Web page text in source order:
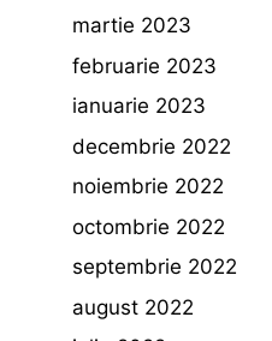
martie 2023
februarie 2023
ianuarie 2023
decembrie 2022
noiembrie 2022
octombrie 2022
septembrie 2022
august 2022